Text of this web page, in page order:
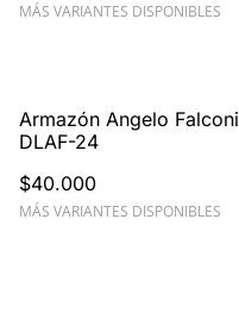
MÁS VARIANTES DISPONIBLES
Armazón Angelo Falconi
DLAF-24
$40.000
MÁS VARIANTES DISPONIBLES